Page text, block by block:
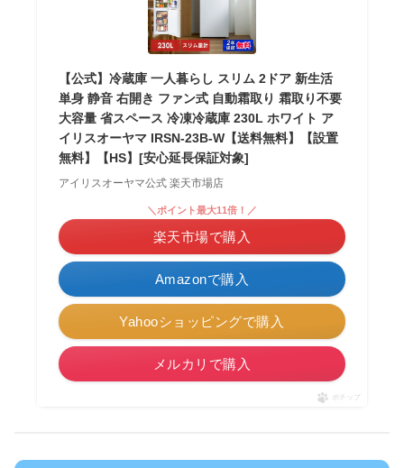
【公式】冷蔵庫 一人暮らし スリム 2ドア 新生活
単身 静音 右開き ファン式 自動霜取り 霜取り不要
大容量 省スペース 冷凍冷蔵庫 230L ホワイト ア
イリスオーヤマ IRSN-23B-W【送料無料】【設置
無料】【HS】[安心延長保証対象]
アイリスオーヤマ公式 楽天市場店
Amazonで購入
＼ポイント最大11倍！／
楽天市場で購入
Yahooショッピングで購入
メルカリで購入
ポチップ